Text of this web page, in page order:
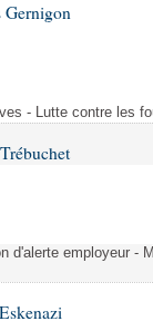
Gernigon
- Lutte contre les
d'alerte employeur -